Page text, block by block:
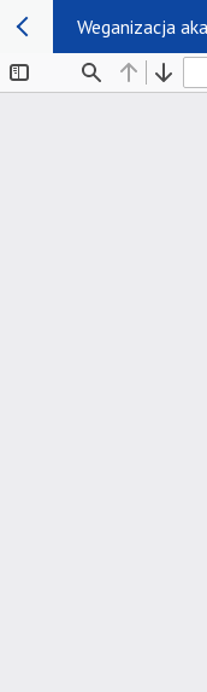
Weganizacja